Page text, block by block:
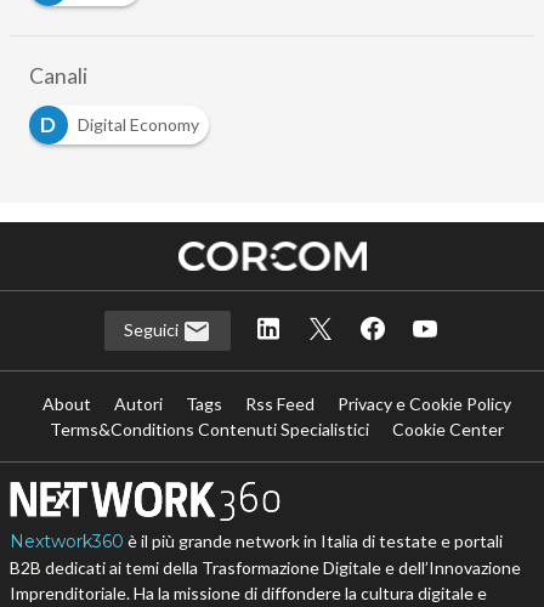
Canali
D
Digital Economy
Seguici
About Autori Tags Rss Feed
Privacy e Cookie Policy
Terms&Conditions Contenuti Specialistici
Cookie Center
Nextwork360 è il più grande network in Italia di testate e portali
B2B dedicati ai temi della Trasformazione Digitale e dell’Innovazione
Imprenditoriale. Ha la missione di diffondere la cultura digitale e